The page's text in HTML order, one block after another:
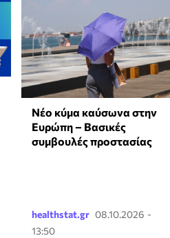
Νέο κύμα καύσωνα στην
Ευρώπη – Βασικές
συμβουλές προστασίας
healthstat.gr 08.10.2026 -
13:50